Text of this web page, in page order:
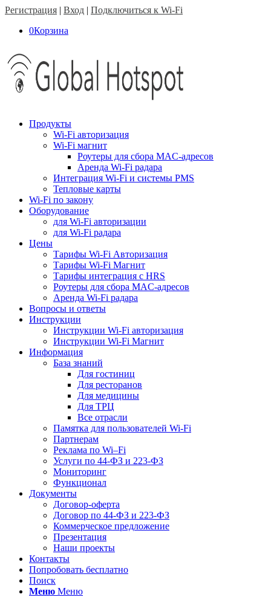
Регистрация | Вход | Подключиться к Wi-Fi
0Корзина
Продукты
Wi-Fi авторизация
Wi-Fi магнит
Роутеры для сбора MAC-адресов
Аренда Wi-Fi радара
Интеграция Wi-Fi и системы PMS
Тепловые карты
Wi-Fi по закону
Оборудование
для Wi-Fi авторизации
для Wi-Fi радара
Цены
Тарифы Wi-Fi Авторизация
Тарифы Wi-Fi Магнит
Тарифы интеграция с HRS
Роутеры для сбора MAC-адресов
Аренда Wi-Fi радара
Вопросы и ответы
Инструкции
Инструкции Wi-Fi авторизация
Инструкции Wi-Fi Магнит
Информация
База знаний
Для гостиниц
Для ресторанов
Для медицины
Для ТРЦ
Все отрасли
Памятка для пользователей Wi-Fi
Партнерам
Реклама по Wi–Fi
Услуги по 44-ФЗ и 223-ФЗ
Мониторинг
Функционал
Документы
Договор-оферта
Договор по 44-ФЗ и 223-ФЗ
Коммерческое предложение
Презентация
Наши проекты
Контакты
Попробовать бесплатно
Поиск
Меню Меню